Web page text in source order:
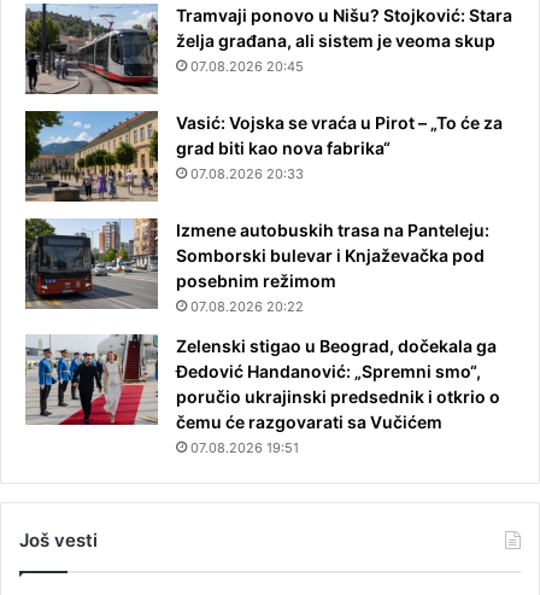
Tramvaji ponovo u Nišu? Stojković: Stara
želja građana, ali sistem je veoma skup
07.08.2026 20:45
Vasić: Vojska se vraća u Pirot – „To će za
grad biti kao nova fabrika“
07.08.2026 20:33
Izmene autobuskih trasa na Panteleju:
Somborski bulevar i Knjaževačka pod
posebnim režimom
07.08.2026 20:22
Zelenski stigao u Beograd, dočekala ga
Đedović Handanović: „Spremni smo“,
poručio ukrajinski predsednik i otkrio o
čemu će razgovarati sa Vučićem
07.08.2026 19:51
Još vesti